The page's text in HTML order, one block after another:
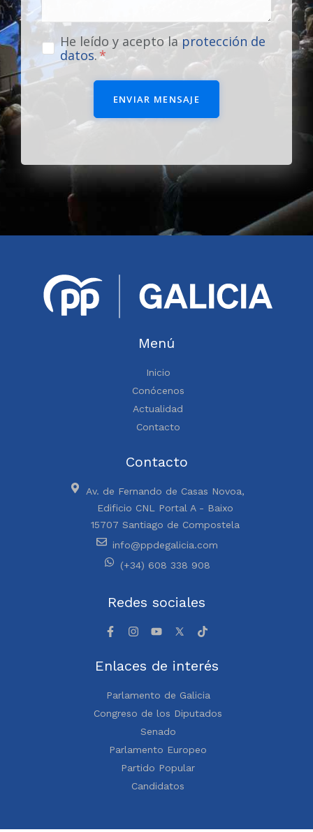
He leído y acepto laprotección de
datos.
ENVIAR MENSAJE
Menú
Inicio
Conócenos
Actualidad
Contacto
Contacto
Av. de Fernando de Casas Novoa,
Edificio CNL Portal A - Baixo
15707 Santiago de Compostela
info@ppdegalicia.com
(+34) 608 338 908
Redes sociales
Enlaces de interés
Parlamento de Galicia
Congreso de los Diputados
Senado
Parlamento Europeo
Partido Popular
Candidatos